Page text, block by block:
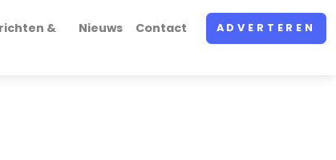
&
Nieuws Contact ADVERTEREN